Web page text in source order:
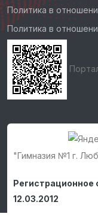
Политика в
Политика в
"Гимназия №1 г.
Регистрационное
12.03.2012